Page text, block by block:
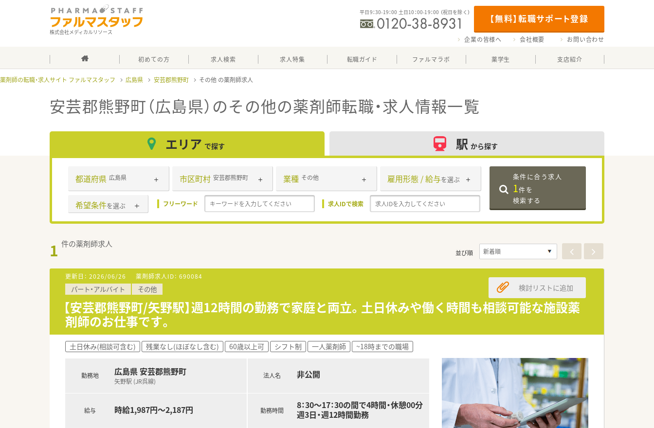
株式会社メディカルリソース
【無料】転職サポート登録
平日9：30-19：00 土日10：00-19：00 （祝日を除く）
企業の皆様へ 会社概要 お問い合わせ
初めての方 求人検索 求人特集 転職ガイド ファルマラボ 薬学生 支店紹介
薬剤師の転職・求人サイト ファルマスタッフ 広島県 安芸郡熊野町 その他
安芸郡熊野町（広島県）のその他の薬剤師転職・求人情報一覧
エリア で探す 駅 から探す
都道府県 広島県 市区町村 安芸郡熊野町 業種 その他 雇用形態 / 給与を選ぶ
希望条件を選ぶ フリーワード 求人IDで検索
条件に合う求人
1件を
検索する
1 件の薬剤師求人
並び順
更新日： 2026/06/26 薬剤師求人ID： 690084
パート・アルバイト その他
【安芸郡熊野町/矢野駅】週12時間の勤務で家庭と両立。土日休みや働く時間も相談可能な施設薬
剤師のお仕事です。
検討リストに追加
土日休み(相談可含む) 残業なし(ほぼなし含む) 60歳以上可 シフト制 一人薬剤師 ~18時までの職場
勤務地 広島県 安芸郡熊野町
矢野駅 (JR呉線)
給与 時給1,987円～2,187円
法人名 非公開
勤務時間
8：30～17：30の間で4時間・休憩00分
週3日・週12時間勤務